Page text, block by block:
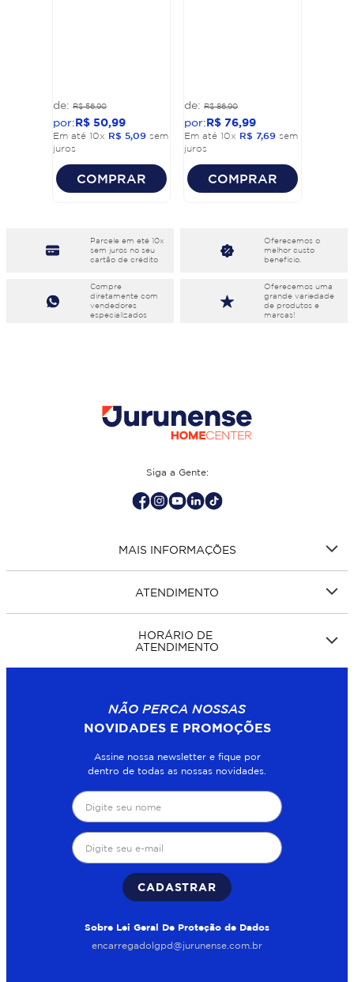
R$ 56,90
R$ 50,99
Em até 10x R$ 5,09 sem
juros
COMPRAR
R$ 86,90
R$ 76,99
Em até 10x R$ 7,69 sem
juros
COMPRAR
Parcele em eté 10x
sem juros no seu
cartão de crédito
Oferecemos o
melhor custo
benefício.
Compre
diretamente com
vendedores
especializados
Oferecemos uma
grande variedade
de produtos e
marcas!
Siga a Gente:
MAIS INFORMAÇÕES
ATENDIMENTO
HORÁRIO DE
ATENDIMENTO
NÃO PERCA NOSSAS
NOVIDADES E PROMOÇÕES
Assine nossa newsletter e fique por
dentro de todas as nossas novidades.
CADASTRAR
Sobre Lei Geral De Proteção de Dados
encarregadolgpd@jurunense.com.br